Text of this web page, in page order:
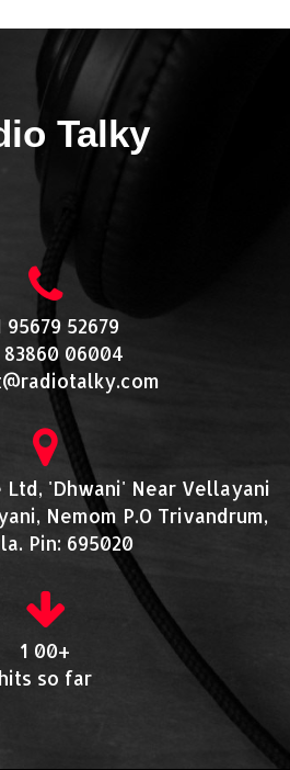
Talky
95679 52679
83860 06004
'Dhwani' Near Vellayani
Nemom P.O Trivandrum,
Pin: 695020
1 00+
hits so far